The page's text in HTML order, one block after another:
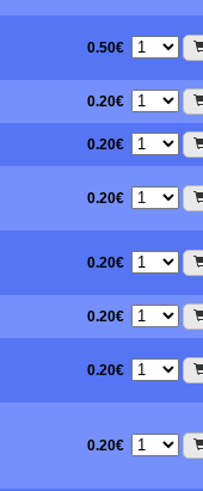
0.50€
0.20€
0.20€
0.20€
0.20€
0.20€
0.20€
0.20€